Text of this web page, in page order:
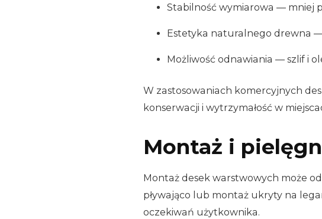
Stabilność wymiarowa — mniej
Estetyka naturalnego drewna —
Możliwość odnawiania — szlif i
W zastosowaniach komercyjnych
konserwacji i wytrzymałość w
Montaż i
Montaż desek warstwowych może
pływająco lub montaż ukryty na
oczekiwań użytkownika.